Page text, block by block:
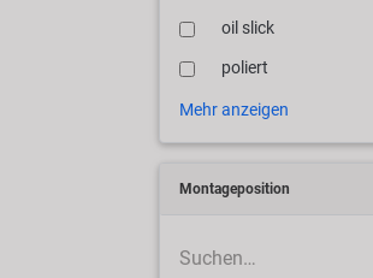
oil slick
poliert
Mehr anzeigen
Montageposition